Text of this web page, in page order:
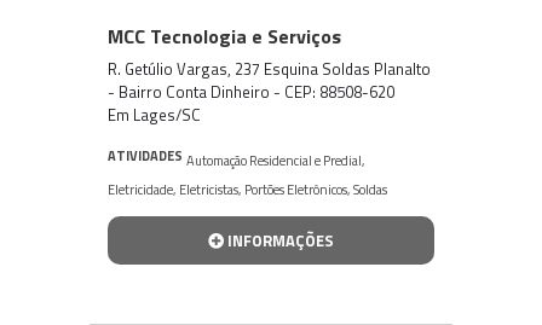
MCC Tecnologia e Serviços
R. Getúlio Vargas, 237 Esquina Soldas Planalto
- Bairro Conta Dinheiro - CEP: 88508-620
Em Lages/SC
ATIVIDADES Automação Residencial e Predial,
Eletricidade, Eletricistas, Portões Eletrônicos,Soldas
INFORMAÇÕES